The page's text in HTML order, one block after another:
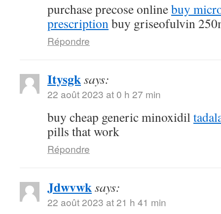
purchase precose onlinebuy
prescriptionbuy griseofulvin
Répondre
Itysgksays:
22 août 2023 at 0 h 27 min
buy cheap generic minoxidil
pills that work
Répondre
Jdwvwksays:
22 août 2023 at 21 h 41 min